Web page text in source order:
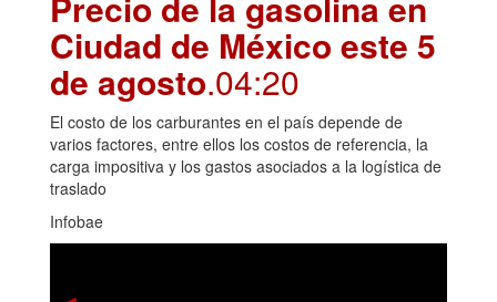
Ciudad de México este 5
de agosto.04:20
El costo de los carburantes en el país depende de
varios factores, entre ellos los costos de referencia, la
carga impositiva y los gastos asociados a la logística de
traslado
Infobae